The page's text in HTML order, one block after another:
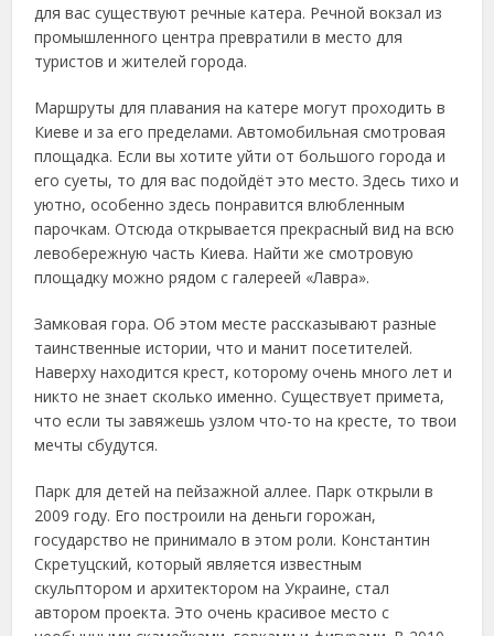
для вас существуют речные катера. Речной вокзал из
промышленного центра превратили в место для
туристов и жителей города.
Маршруты для плавания на катере могут проходить в
Киеве и за его пределами. Автомобильная смотровая
площадка. Если вы хотите уйти от большого города и
его суеты, то для вас подойдёт это место. Здесь тихо и
уютно, особенно здесь понравится влюбленным
парочкам. Отсюда открывается прекрасный вид на всю
левобережную часть Киева. Найти же смотровую
площадку можно рядом с галереей «Лавра».
Замковая гора. Об этом месте рассказывают разные
таинственные истории, что и манит посетителей.
Наверху находится крест, которому очень много лет и
никто не знает сколько именно. Существует примета,
что если ты завяжешь узлом что-то на кресте, то твои
мечты сбудутся.
Парк для детей на пейзажной аллее. Парк открыли в
2009 году. Его построили на деньги горожан,
государство не принимало в этом роли. Константин
Скретуцский, который является известным
скульптором и архитектором на Украине, стал
автором проекта. Это очень красивое место с